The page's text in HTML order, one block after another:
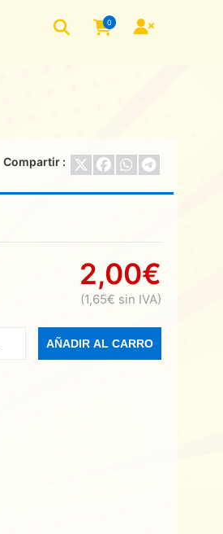
0
Compartir :
2,00€
(1,65€ sin IVA)
AÑADIR AL CARRO